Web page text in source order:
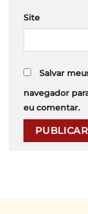
Site
Salvar
navegador
eu comentar.